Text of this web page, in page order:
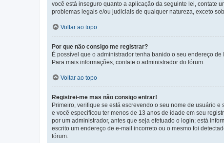
você está inseguro quanto a aplicação da seguinte lei, contate
problemas legais e/ou judiciais de qualquer natureza, exceto
Voltar ao topo
Por que não consigo me registrar?
É possível que o administrador tenha banido o seu endereço
Para mais informações, contate o administrador do fórum.
Voltar ao topo
Registrei-me mas não consigo entrar!
Primeiro, verifique se está escrevendo o seu nome de usuário
e você especificou ter menos de 13 anos de idade em seu
por um administrador, antes que seja efetuado o login; está
escrito um endereço de e-mail incorreto ou o mesmo foi
fórum.